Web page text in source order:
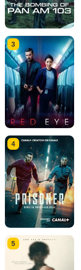
3
4
5